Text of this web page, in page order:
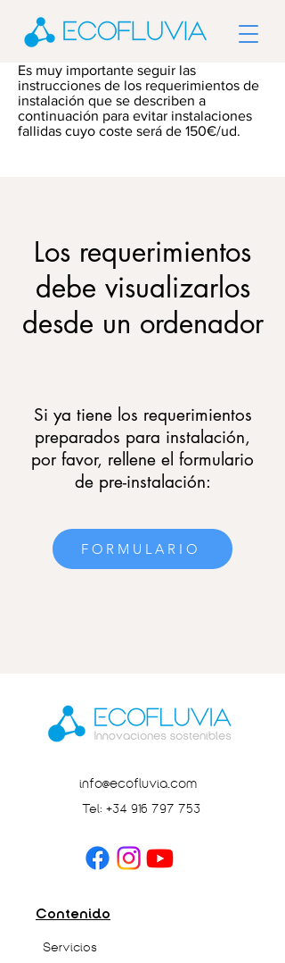
Es muy importante seguir las
instrucciones de los requerimientos de
instalación que se describen a
continuación para evitar instalaciones
fallidas cuyo coste será de 150€/ud.
Los requerimientos
debe visualizarlos
desde un ordenador
Si ya tiene los requerimientos
preparados para instalación,
por favor, rellene el formulario
de pre-instalación:
FORMULARIO
info@ecofluvia.com
Tel: +34 916 797 753
Contenido
Servicios